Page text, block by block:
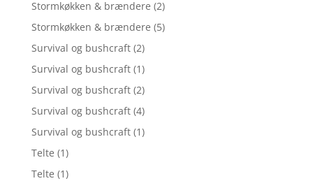
Stormkøkken & brændere (2)
Stormkøkken & brændere (5)
Survival og bushcraft (2)
Survival og bushcraft (1)
Survival og bushcraft (2)
Survival og bushcraft (4)
Survival og bushcraft (1)
Telte (1)
Telte (1)